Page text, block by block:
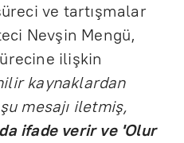
ve tartışmalar
Nevşin Mengü,
ilişkin
kaynaklardan
mesajı iletmiş,
ifade verir ve 'Olur